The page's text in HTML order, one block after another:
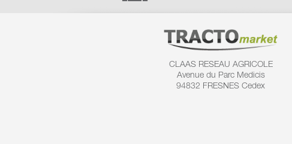
CLAAS RESEAU AGRICOLE
Avenue du Parc Medicis
94832 FRESNES Cedex